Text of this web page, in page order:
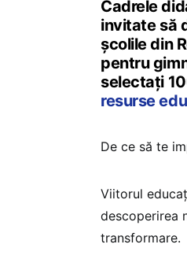
Cadrele
invitate să
școlile din
pentru
selectați
resurse
De ce să te
Viitorul
descoperirea
transformare.